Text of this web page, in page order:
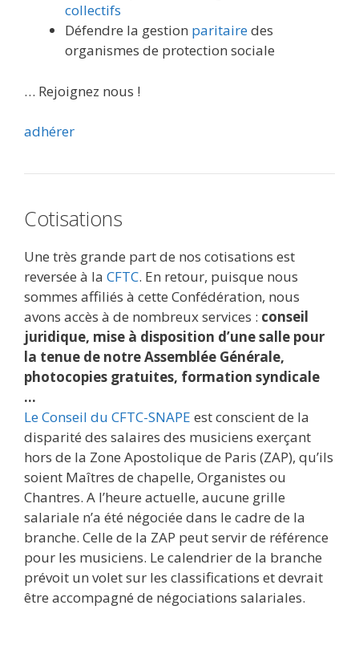
collectifs
Défendre la gestion paritairedes
organismes de protection sociale
… Rejoignez nous !
adhérer
Cotisations
Une très grande part de nos cotisations est
reversée à la CFTC. En retour, puisque nous
sommes affiliés à cette Confédération, nous
avons accès à de nombreux services : conseil
juridique, mise à disposition d’une salle pour
la tenue de notre Assemblée Générale,
photocopies gratuites, formation syndicale
…
Le Conseil du CFTC-SNAPE est conscient de la
disparité des salaires des musiciens exerçant
hors de la Zone Apostolique de Paris (ZAP), qu’ils
soient Maîtres de chapelle, Organistes ou
Chantres. A l’heure actuelle, aucune grille
salariale n’a été négociée dans le cadre de la
branche. Celle de la ZAP peut servir de référence
pour les musiciens. Le calendrier de la branche
prévoit un volet sur les classifications et devrait
être accompagné de négociations salariales.